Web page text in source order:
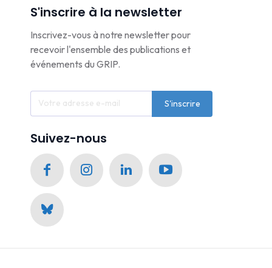
S'inscrire à la newsletter
Inscrivez-vous à notre newsletter pour
recevoir l'ensemble des publications et
événements du GRIP.
S'inscrire
Suivez-nous